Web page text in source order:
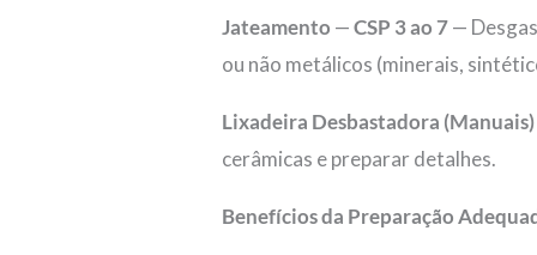
Jateamento —CSP 3 ao 7—
ou não metálicos (minerais,
Lixadeira Desbastadora (Manuais)
cerâmicas e preparar detalhes.
Benefícios da Preparação